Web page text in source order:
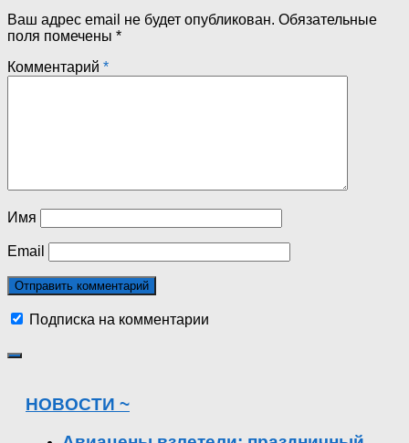
Ваш адрес email не будет опубликован. Обязательные
поля помечены *
Комментарий *
Имя
Email
Подписка на комментарии
НОВОСТИ ~